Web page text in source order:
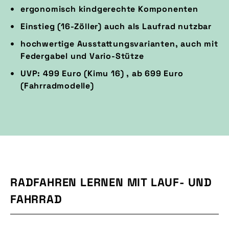
ergonomisch kindgerechte Komponenten
Einstieg (16-Zöller) auch als Laufrad nutzbar
hochwertige Ausstattungsvarianten, auch mit
Federgabel und Vario-Stütze
UVP: 499 Euro (Kimu 16) , ab 699 Euro
(Fahrradmodelle)
RADFAHREN LERNEN MIT LAUF- UND
FAHRRAD